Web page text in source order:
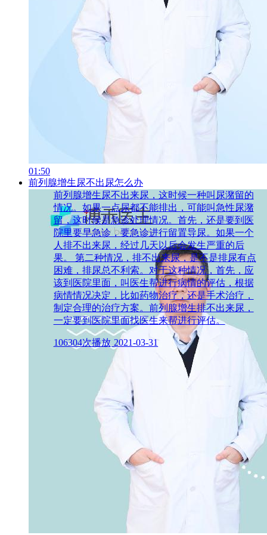
01:50
前列腺增生尿不出尿怎么办
前列腺增生尿不出来尿，这时候一种叫尿潴留的
情况。如果一点尿都不能排出，可能叫急性尿潴
留，这时候是急诊处理情况。首先，还是要到医
院里要早急诊，要急诊进行留置导尿。如果一个
人排不出来尿，经过几天以后会发生严重的后
果。 第二种情况，排不出来尿，是不是排尿有点
困难，排尿总不利索。对于这种情况，首先，应
该到医院里面，叫医生帮进行病情的评估，根据
病情情况决定，比如药物治疗，还是手术治疗，
制定合理的治疗方案。前列腺增生排不出来尿，
一定要到医院里面找医生来帮进行评估。
106304次播放 2021-03-31